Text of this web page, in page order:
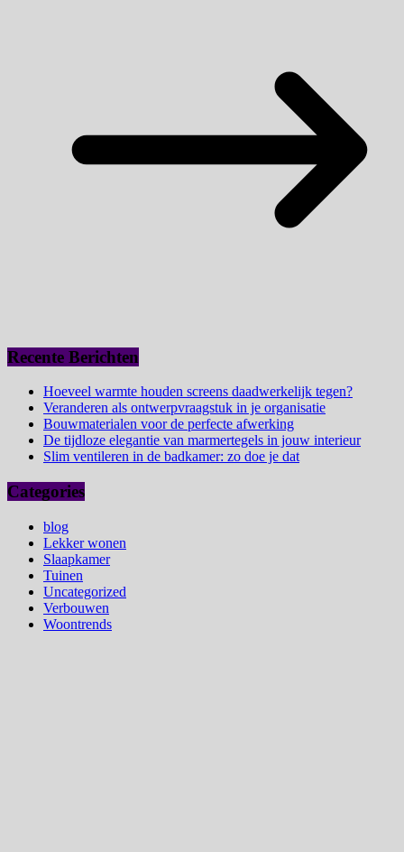
Recente Berichten
Hoeveel warmte houden screens daadwerkelijk tegen?
Veranderen als ontwerpvraagstuk in je organisatie
Bouwmaterialen voor de perfecte afwerking
De tijdloze elegantie van marmertegels in jouw interieur
Slim ventileren in de badkamer: zo doe je dat
Categories
blog
Lekker wonen
Slaapkamer
Tuinen
Uncategorized
Verbouwen
Woontrends